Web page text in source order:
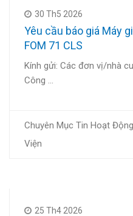
30 Th5 2026
Yêu cầu báo giá Máy
FOM 71 CLS
Kính gửi: Các đơn vị/nhà
Công …
Chuyên Mục Tin Hoạt Động
Viện
25 Th4 2026